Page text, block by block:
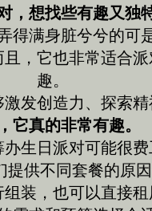
，想找些有趣又独
得满身脏兮兮的可
，它也非常适合
趣。
发创造力、探索精
它真的非常有趣。
生日派对可能很费
提供不同套餐的原
装，也可以直接租